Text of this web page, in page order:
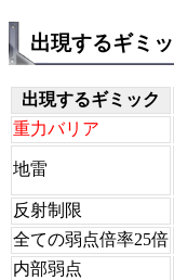
出現するギミ
出現するギミック
重力バリア
地雷
反射制限
全ての弱点倍率25倍
内部弱点